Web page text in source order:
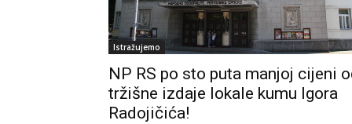
Istražujemo
NP RS po sto puta manjoj cijeni
tržišne izdaje lokale kumu Igora
Radojičića!